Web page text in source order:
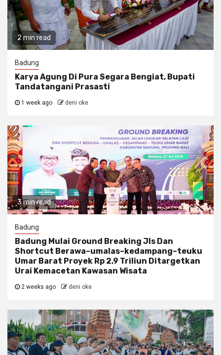
2 min read
Badung
Karya Agung Di Pura Segara Bengiat, Bupati
Tandatangani Prasasti
1 week ago deni oke
3 min read
Badung
Badung Mulai Ground Breaking Jls Dan
Shortcut Berawa–umalas–kedampang–teuku
Umar Barat Proyek Rp 2,9 Triliun Ditargetkan
Urai Kemacetan Kawasan Wisata
2 weeks ago deni oke